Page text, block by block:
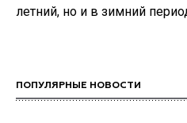
летний, но и в зимний
ПОПУЛЯРНЫЕ НОВОСТИ